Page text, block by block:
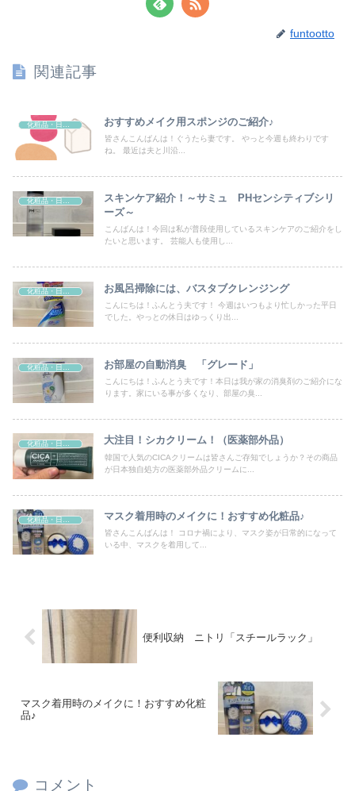
funtootto
関連記事
化粧品・日用品 おすすめメイク用スポンジのご紹介♪
皆さんこんばんは！ぐうたら妻です。 やっと今週も終わりです
ね。 最近は夫と川沿...
スキンケア紹介！～サミュ PHセンシティブシリ
ーズ～
こんばんは！今回は私が普段使用しているスキンケアのご紹介をし
たいと思います。 芸能人も使用し...
お風呂掃除には、バスタブクレンジング
こんにちは！ふんとう夫です！ 今週はいつもより忙しかった平日
でした。やっとの休日はゆっくり出...
お部屋の自動消臭 「グレード」
こんにちは！ふんとう夫です！本日は我が家の消臭剤のご紹介にな
ります。家にいる事が多くなり、部屋の臭...
大注目！シカクリーム！（医薬部外品）
韓国で人気のCICAクリームは皆さんご存知でしょうか？その商品
が日本独自処方の医薬部外品クリームに...
マスク着用時のメイクに！おすすめ化粧品♪
皆さんこんばんは！ コロナ禍により、マスク姿が日常的になって
いる中、マスクを着用して...
便利収納 ニトリ「スチールラック」
マスク着用時のメイクに！おすすめ化粧
品♪
コメント